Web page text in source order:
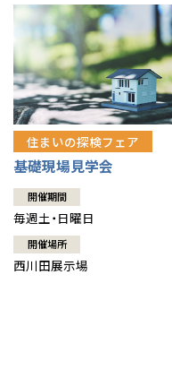
住まいの探検フェア
基礎現場見学会
開催期間
毎週土・日曜日
開催場所
西川田展示場